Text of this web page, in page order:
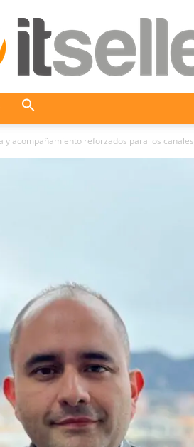
ITseller
y acompañamiento reforzados para los canales